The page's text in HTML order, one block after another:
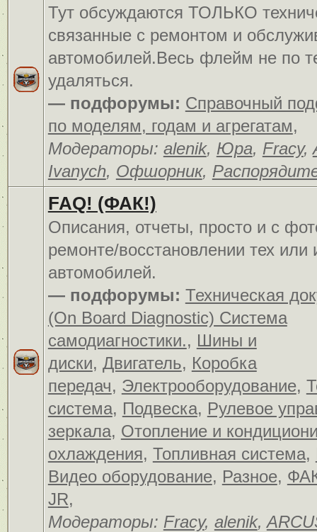
Тут обсуждаются ТОЛЬКО
связанные с ремонтом и
автомобилей.Весь флейм не по
удаляться.
— подфорумы: Справочный
по моделям, годам и агрегатам,
Модераторы: alenik, Юра, Fracy,
Ivanych, Офшорник,
FAQ! (ФАК!)
Описания, отчеты, просто и c
ремонте/восстановлении тех или
автомобилей.
— подфорумы: Техническая
(On Board Diagnostic) Система
самодиагностики., Шины и
диски, Двигатель, Коробка
передач, Электрооборудование,
система, Подвеска, Рулевое
зеркала, Отопление и
охлаждения, Топливная система,
Видео оборудование, Разное,
JR,
Модераторы: Fracy, alenik,